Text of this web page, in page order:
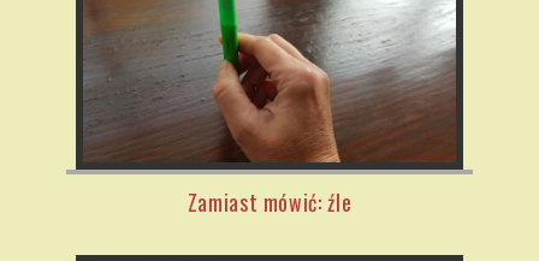
Zamiast mówić: źle